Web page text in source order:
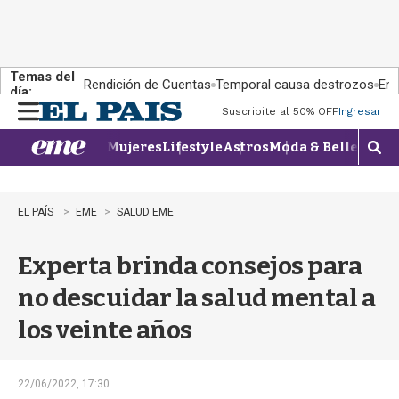
Temas del
día:
Rendición de Cuentas Temporal causa destrozos En
Suscribite al 50% OFFIngresar
MujeresLifestyleAstrosModa & BellezaM
o
�
EL PAÍS EME SALUD EME
Experta brinda consejos para
no descuidar la salud mental a
los veinte años
22/06/2022, 17:30